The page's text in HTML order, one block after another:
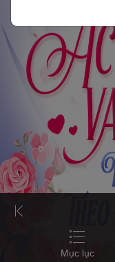
Mục lục